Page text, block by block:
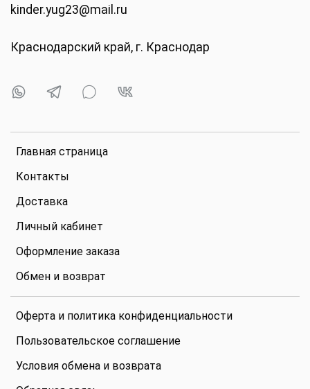
Главная страница
Контакты
Доставка
Личный кабинет
Оформление заказа
Обмен и возврат
Оферта и политика конфиденциальности
Пользовательское соглашение
Условия обмена и возврата
kinder.yug23@mail.ru
Краснодарский край, г. Краснодар